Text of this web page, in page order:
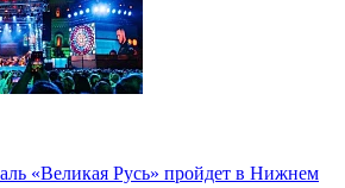
«Великая Русь» пройдет в Нижнем